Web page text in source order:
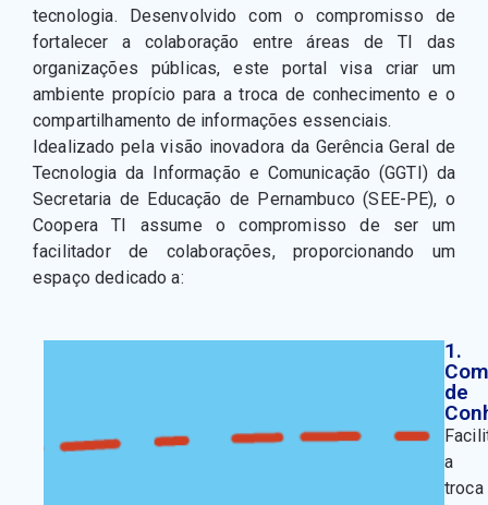
tecnologia. Desenvolvido com o compromisso de
fortalecer a colaboração entre áreas de TI das
organizações públicas, este portal visa criar um
ambiente propício para a troca de conhecimento e o
compartilhamento de informações essenciais.
Idealizado pela visão inovadora da Gerência Geral de
Tecnologia da Informação e Comunicação (GGTI) da
Secretaria de Educação de Pernambuco (SEE-PE), o
Coopera TI assume o compromisso de ser um
facilitador de colaborações, proporcionando um
espaço dedicado a:
1.
de
a
troca